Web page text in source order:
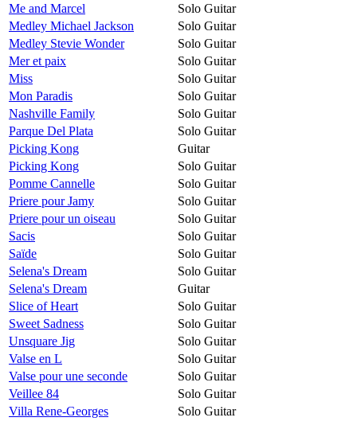
Me and Marcel
Solo Guitar
Medley Michael Jackson
Solo Guitar
Medley Stevie Wonder
Solo Guitar
Mer et paix
Solo Guitar
Miss
Solo Guitar
Mon Paradis
Solo Guitar
Nashville Family
Solo Guitar
Parque Del Plata
Solo Guitar
Picking Kong
Guitar
Picking Kong
Solo Guitar
Pomme Cannelle
Solo Guitar
Priere pour Jamy
Solo Guitar
Priere pour un oiseau
Solo Guitar
Sacis
Solo Guitar
Saïde
Solo Guitar
Selena's Dream
Solo Guitar
Selena's Dream
Guitar
Slice of Heart
Solo Guitar
Sweet Sadness
Solo Guitar
Unsquare Jig
Solo Guitar
Valse en L
Solo Guitar
Valse pour une seconde
Solo Guitar
Veillee 84
Solo Guitar
Villa Rene-Georges
Solo Guitar